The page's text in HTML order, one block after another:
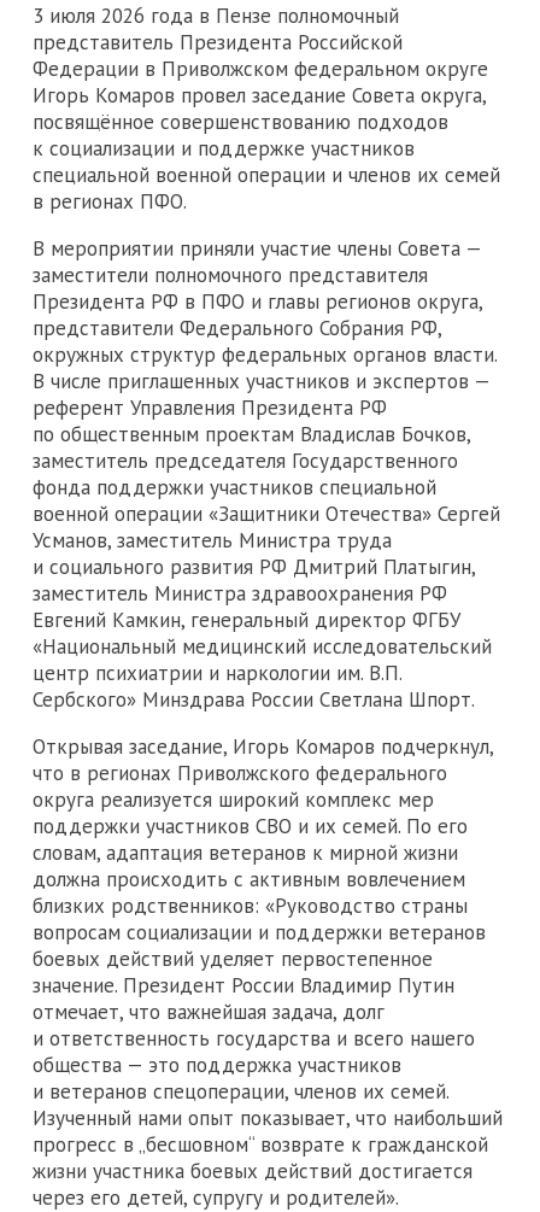
3 июля 2026 года в Пензе полномочный
представитель Президента Российской
Федерации в Приволжском федеральном округе
Игорь Комаров провел заседание Совета округа,
посвящённое совершенствованию подходов
к социализации и поддержке участников
специальной военной операции и членов их семей
в регионах ПФО.
В мероприятии приняли участие члены Совета —
заместители полномочного представителя
Президента РФ в ПФО и главы регионов округа,
представители Федерального Собрания РФ,
окружных структур федеральных органов власти.
В числе приглашенных участников и экспертов —
референт Управления Президента РФ
по общественным проектам Владислав Бочков,
заместитель председателя Государственного
фонда поддержки участников специальной
военной операции «Защитники Отечества» Сергей
Усманов, заместитель Министра труда
и социального развития РФ Дмитрий Платыгин,
заместитель Министра здравоохранения РФ
Евгений Камкин, генеральный директор ФГБУ
«Национальный медицинский исследовательский
центр психиатрии и наркологии им. В.П.
Сербского» Минздрава России Светлана Шпорт.
Открывая заседание, Игорь Комаров подчеркнул,
что в регионах Приволжского федерального
округа реализуется широкий комплекс мер
поддержки участников СВО и их семей. По его
словам, адаптация ветеранов к мирной жизни
должна происходить с активным вовлечением
близких родственников: «Руководство страны
вопросам социализации и поддержки ветеранов
боевых действий уделяет первостепенное
значение. Президент России Владимир Путин
отмечает, что важнейшая задача, долг
и ответственность государства и всего нашего
общества — это поддержка участников
и ветеранов спецоперации, членов их семей.
Изученный нами опыт показывает, что наибольший
прогресс в „бесшовном“ возврате к гражданской
жизни участника боевых действий достигается
через его детей, супругу и родителей».